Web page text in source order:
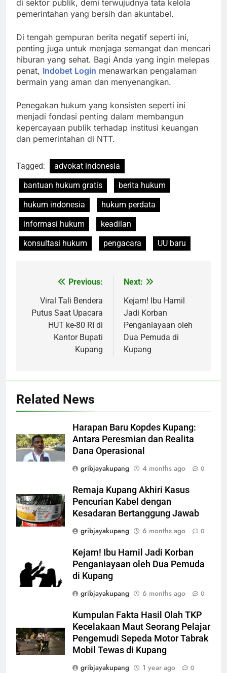
di sektor publik, demi terwujudnya tata kelola
pemerintahan yang bersih dan akuntabel.
Di tengah gempuran berita negatif seperti ini,
penting juga untuk menjaga semangat dan mencari
hiburan yang sehat. Bagi Anda yang ingin melepas
penat, Indobet Login menawarkan pengalaman
bermain yang aman dan menyenangkan.
Penegakan hukum yang konsisten seperti ini
menjadi fondasi penting dalam membangun
kepercayaan publik terhadap institusi keuangan
dan pemerintahan di NTT.
Tagged:
advokat indonesia
bantuan hukum gratis
berita hukum
hukum indonesia
hukum perdata
informasi hukum
keadilan
konsultasi hukum
pengacara UU baru
navigation
Previous:
Viral Tali Bendera
Putus Saat Upacara
HUT ke-80 RI di
Kantor Bupati
Kupang
Next:
Kejam! Ibu Hamil
Jadi Korban
Penganiayaan oleh
Dua Pemuda di
Kupang
Related News
Harapan Baru Kopdes Kupang:
Antara Peresmian dan Realita
Dana Operasional
gribjayakupang
4 months ago 0
Remaja Kupang Akhiri Kasus
Pencurian Kabel dengan
Kesadaran Bertanggung Jawab
gribjayakupang
6 months ago 0
Kejam! Ibu Hamil Jadi Korban
Penganiayaan oleh Dua Pemuda
di Kupang
gribjayakupang
6 months ago 0
Kumpulan Fakta Hasil Olah TKP
Kecelakaan Maut Seorang Pelajar
Pengemudi Sepeda Motor Tabrak
Mobil Tewas di Kupang
gribjayakupang
1 year ago 0